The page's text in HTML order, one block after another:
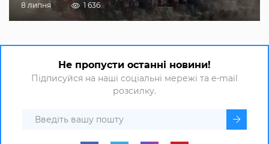
8 липня 1 636
Не пропусти останні новини!
Підписуйся на наші соціальні мережі та e-mail
розсилку.